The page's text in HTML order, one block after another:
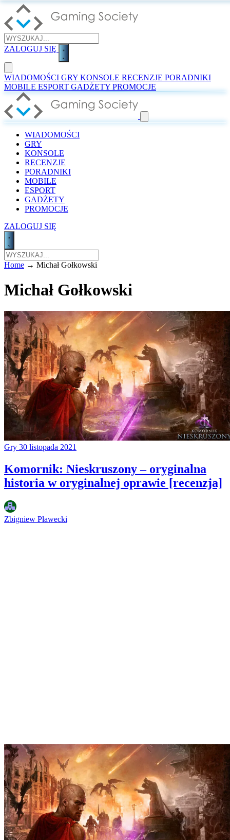
ZALOGUJ SIĘ
WIADOMOŚCI GRY KONSOLE RECENZJE PORADNIKI
MOBILE ESPORT GADŻETY PROMOCJE
WIADOMOŚCI
GRY
KONSOLE
RECENZJE
PORADNIKI
MOBILE
ESPORT
GADŻETY
PROMOCJE
ZALOGUJ SIĘ
Home → Michał Gołkowski
Michał Gołkowski
Gry 30 listopada 2021
Komornik: Nieskruszony – oryginalna
historia w oryginalnej oprawie [recenzja]
Zbigniew Pławecki